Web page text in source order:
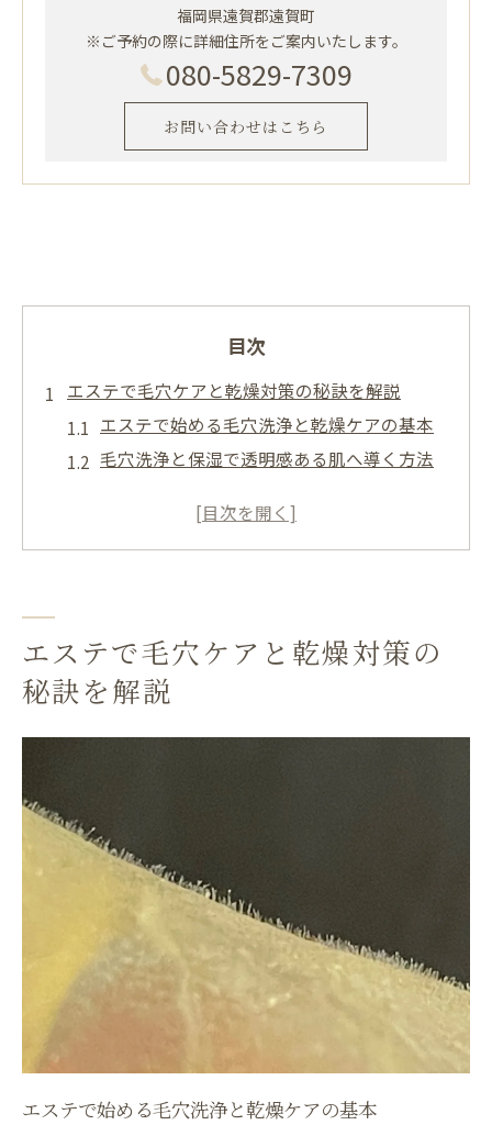
福岡県遠賀郡遠賀町
※ご予約の際に詳細住所をご案内いたします。
080-5829-7309
お問い合わせはこちら
目次
エステで毛穴ケアと乾燥対策の秘訣を解説
エステで始める毛穴洗浄と乾燥ケアの基本
毛穴洗浄と保湿で透明感ある肌へ導く方法
毛穴洗浄や乾燥ケアに効くエステの選び方
しみやくすみをエステで根本から改善する方法
エステのターンオーバー促進でしみくすみ
韓国式肌管理専門エステのくすみ対策紹介
エステによる透明感アップの具体的な施術
しみやくすみと乾燥の同時ケアが叶うエス
テ
エステの毛穴ケアで透明感ある肌を目指す理由
エステの毛穴洗浄でくすみレスな肌へ導く
透明感を生むエステ施術の流れと特徴
エステで毛穴ケアと乾燥対策の
秘訣を解説
エステで始める毛穴洗浄と乾燥ケアの基本